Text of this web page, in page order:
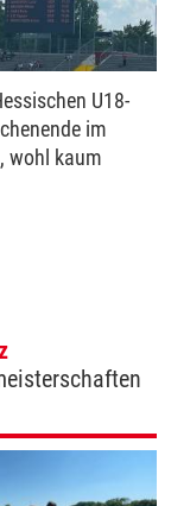
U18-
im
wohl kaum